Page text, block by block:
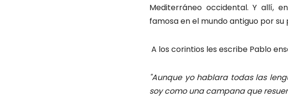
Mediterráneo occidental. Y allí,
famosa en el mundo antiguo por su
A los corintios les escribe Pablo
"Aunque yo hablara todas las
soy como una campana que